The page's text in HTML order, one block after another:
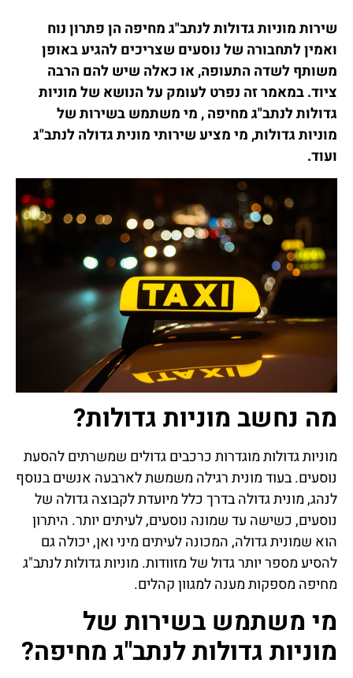
שירות מוניות גדולות לנתב"ג מחיפה הן פתרון נוח
ואמין לתחבורה של נוסעים שצריכים להגיע באופן
משותף לשדה התעופה, או כאלה שיש להם הרבה
ציוד. במאמר זה נפרט לעומק על הנושא של מוניות
גדולות לנתב"ג מחיפה , מי משתמש בשירות של
מוניות גדולות, מי מציע שירותי מונית גדולה לנתב"ג
ועוד.
מה נחשב מוניות גדולות?
מוניות גדולות מוגדרות כרכבים גדולים שמשרתים להסעת
נוסעים. בעוד מונית רגילה משמשת לארבעה אנשים בנוסף
לנהג, מונית גדולה בדרך כלל מיועדת לקבוצה גדולה של
נוסעים, כשישה עד שמונה נוסעים, לעיתים יותר. היתרון
הוא שמונית גדולה, המכונה לעיתים מיני ואן, יכולה גם
להסיע מספר יותר גדול של מזוודות. מוניות גדולות לנתב"ג
מחיפה מספקות מענה למגוון קהלים.
מי משתמש בשירות של
מוניות גדולות לנתב"ג מחיפה?